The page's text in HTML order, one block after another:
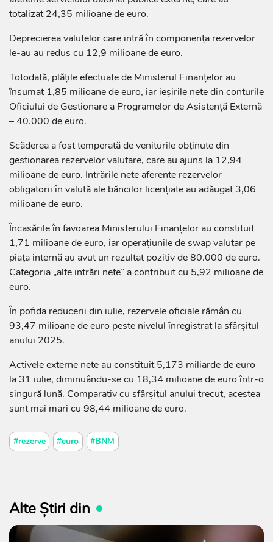
totalizat 24,35 milioane de euro.
Deprecierea valutelor care intră în componența rezervelor
le-au au redus cu 12,9 milioane de euro.
Totodată, plățile efectuate de Ministerul Finanțelor au
însumat 1,85 milioane de euro, iar ieșirile nete din conturile
Oficiului de Gestionare a Programelor de Asistență Externă
– 40.000 de euro.
Scăderea a fost temperată de veniturile obținute din
gestionarea rezervelor valutare, care au ajuns la 12,94
milioane de euro. Intrările nete aferente rezervelor
obligatorii în valută ale băncilor licențiate au adăugat 3,06
milioane de euro.
Încasările în favoarea Ministerului Finanțelor au constituit
1,71 milioane de euro, iar operațiunile de swap valutar pe
piața internă au avut un rezultat pozitiv de 80.000 de euro.
Categoria „alte intrări nete” a contribuit cu 5,92 milioane de
euro.
În pofida reducerii din iulie, rezervele oficiale rămân cu
93,47 milioane de euro peste nivelul înregistrat la sfârșitul
anului 2025.
Activele externe nete au constituit 5,173 miliarde de euro
la 31 iulie, diminuându-se cu 18,34 milioane de euro într-o
singură lună. Comparativ cu sfârșitul anului trecut, acestea
sunt mai mari cu 98,44 milioane de euro.
#rezerve #euro #BNM
Alte Știri din